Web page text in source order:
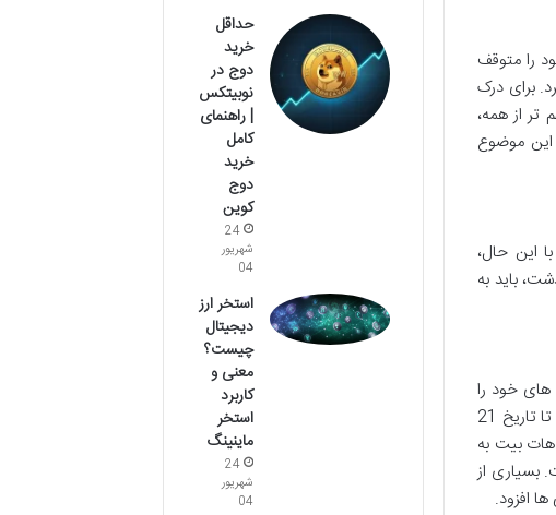
را متوقف
برای درک
تر از همه،
این موضوع
این حال،
باید به
تمامی فعالیت های خود را
منتشر کرد. این اعلامیه شوک بزرگی برای میلیون ها کاربر آن در سراسر جهان بود. تیم هات بیت به کاربران مهلت داد تا تاریخ 21
هات بیت به
بسیاری از
افزود.
حداقل
خرید
دوج در
نوبیتکس
| راهنمای
کامل
خرید
دوج
کوین
24
شهریور
04
استخر ارز
دیجیتال
چیست؟
معنی و
کاربرد
استخر
ماینینگ
24
شهریور
04